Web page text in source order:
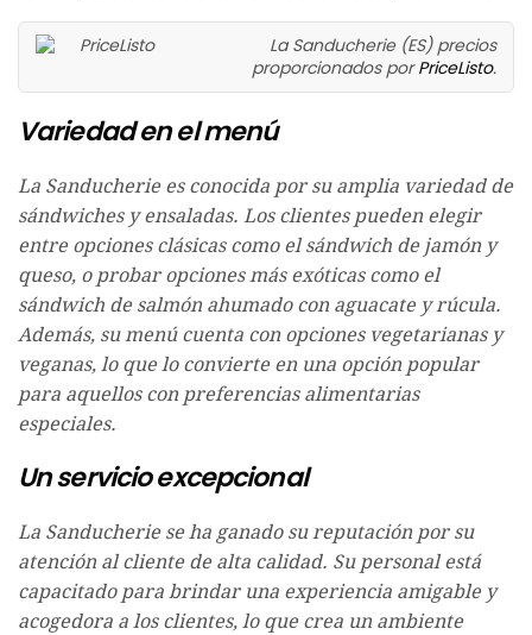
La Sanducherie (ES) precios
proporcionados porPriceListo.
Variedad en el menú
La Sanducherie es conocida por su amplia variedad de
sándwiches y ensaladas. Los clientes pueden elegir
entre opciones clásicas como el sándwich de jamón y
queso, o probar opciones más exóticas como el
sándwich de salmón ahumado con aguacate y rúcula.
Además, su menú cuenta con opciones vegetarianas y
veganas, lo que lo convierte en una opción popular
para aquellos con preferencias alimentarias
especiales.
Un servicio excepcional
La Sanducherie se ha ganado su reputación por su
atención al cliente de alta calidad. Su personal está
capacitado para brindar una experiencia amigable y
acogedora a los clientes, lo que crea un ambiente